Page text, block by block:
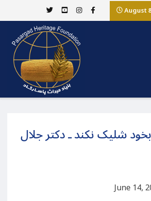
August
شلیک نکند ـ دکتر جلال